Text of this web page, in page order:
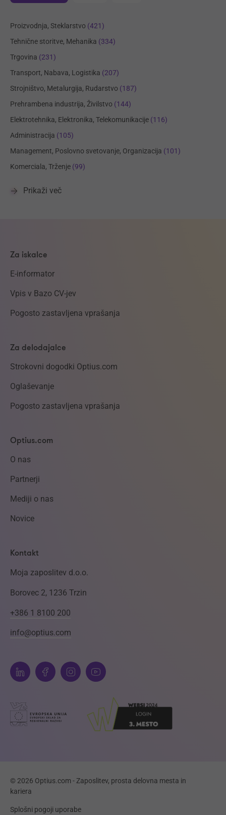
Proizvodnja, Steklarstvo (421)
Tehnične storitve, Mehanika (334)
Trgovina (231)
Transport, Nabava, Logistika (207)
Strojništvo, Metalurgija, Rudarstvo (187)
Prehrambena industrija, Živilstvo (144)
Elektrotehnika, Elektronika, Telekomunikacije (116)
Administracija (105)
Management, Poslovno svetovanje, Organizacija (101)
Komerciala, Trženje (99)
Prikaži več
Za iskalce
E-informator
Vpis v Bazo CV-jev
Pogosto zastavljena vprašanja
Za delodajalce
Strokovni dogodki Optius.com
Oglaševanje
Pogosto zastavljena vprašanja
Optius.com
O nas
Partnerji
Mediji o nas
Novice
Kontakt
Moja zaposlitev d.o.o.
Borovec 2, 1236 Trzin
+386 1 8100 200
info@optius.com
© 2026 Optius.com - Zaposlitev, prosta delovna mesta in
kariera
Splošni pogoji uporabe